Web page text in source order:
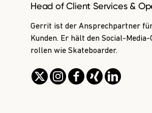
Head of Client Services &
Gerrit ist der Ansprechpartner
Kunden. Er hält den Social-
rollen wie Skateboarder.